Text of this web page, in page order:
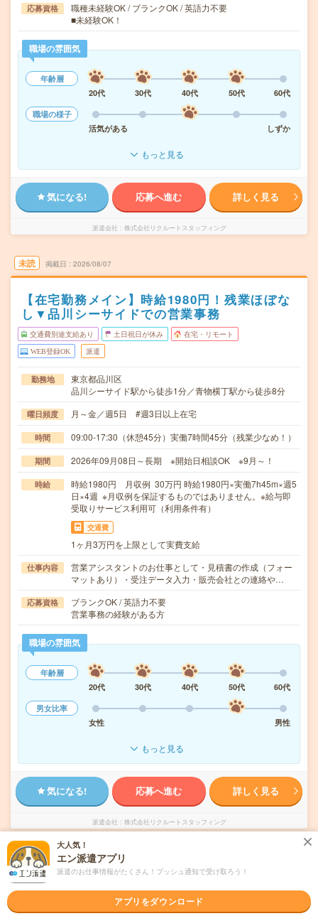
応募資格
職種未経験OK / ブランクOK / 英語力不要
■未経験OK！
職場の雰囲気
年齢層
20代
30代 40代 50代
60代
職場の様子
活気がある
しずか
もっと見る
気になる! 応募へ進む 詳しく見る
派遣会社 株式会社リクルートスタッフィング
未読 掲載日 2026/08/07
【在宅勤務メイン】時給1980円！残業ほぼな
し▼品川シーサイドでの営業事務
交通費別途支給あり 土日祝日が休み 在宅・リモート
WEB登録OK 派遣
勤務地
東京都品川区
品川シーサイド駅から徒歩1分／青物横丁駅から徒歩8分
曜日頻度 月～金／週5日 #週3日以上在宅
時間 09:00-17:30（休憩45分）実働7時間45分（残業少なめ！）
期間 2026年09月08日～長期 ※開始日相談OK ※9月～！
時給
時給1980円 月収例 30万円 時給1980円×実働7h45m×週5
日×4週 ※月収例を保証するものではありません。※給与即
受取りサービス利用可（利用条件有）
交通費
1ヶ月3万円を上限として実費支給
仕事内容
営業アシスタントのお仕事として・見積書の作成（フォー
マットあり）・受注データ入力・販売会社との連絡や…
応募資格
ブランクOK / 英語力不要
営業事務の経験がある方
職場の雰囲気
年齢層
20代
30代 40代 50代
60代
男女比率
女性
男性
もっと見る
気になる! 応募へ進む 詳しく見る
派遣会社 株式会社リクルートスタッフィング
未読 掲載日 2026/08/07
【在宅勤務OK】時給2000円！残業ほぼなし
▼麻布十番での営業事務
大人気！
エン派遣アプリ
派遣のお仕事情報がたくさん！プッシュ通知で受け取ろう！
アプリをダウンロード